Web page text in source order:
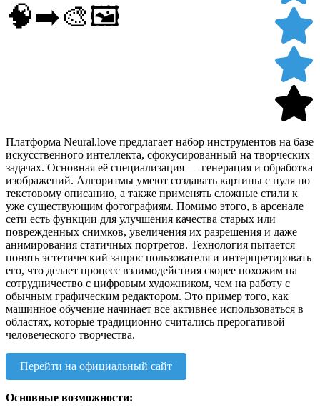
🧠➡️🎨🖼️
Платформа Neural.love предлагает набор инструментов на базе
искусственного интеллекта, сфокусированный на творческих
задачах. Основная её специализация — генерация и обработка
изображений. Алгоритмы умеют создавать картины с нуля по
текстовому описанию, а также применять сложные стили к
уже существующим фотографиям. Помимо этого, в арсенале
сети есть функции для улучшения качества старых или
поврежденных снимков, увеличения их разрешения и даже
анимирования статичных портретов. Технология пытается
понять эстетический запрос пользователя и интерпретировать
его, что делает процесс взаимодействия скорее похожим на
сотрудничество с цифровым художником, чем на работу с
обычным графическим редактором. Это пример того, как
машинное обучение начинает все активнее использоваться в
областях, которые традиционно считались прерогативой
человеческого творчества.
Перейти на официальный сайт
Основные возможности: